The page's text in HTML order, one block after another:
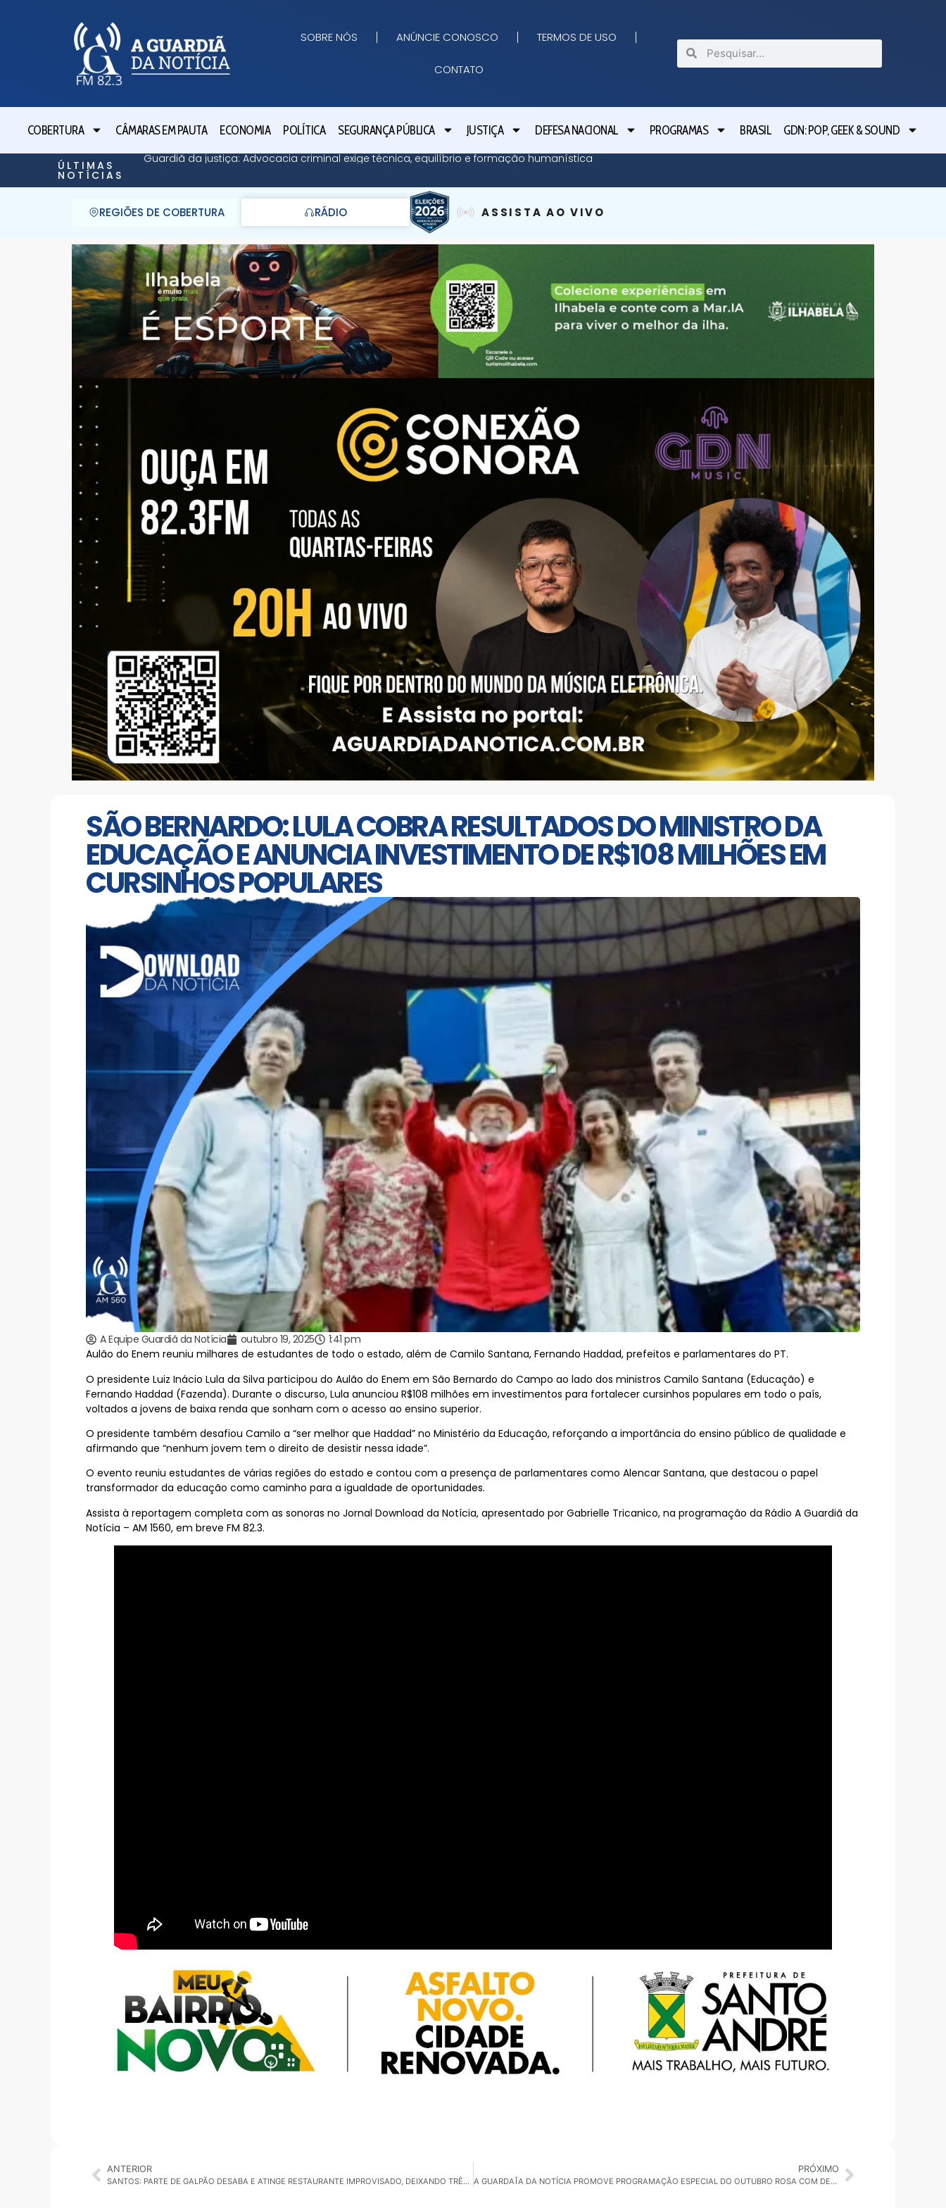
SOBRE NÓS ANÚNCIE CONOSCO TERMOS DE USO
CONTATO
COBERTURA CÂMARAS EM PAUTA ECONOMIA POLÍTICA SEGURANÇA PÚBLICA JUSTIÇA DEFESA NACIONAL PROGRAMAS BRASIL GDN: POP, GEEK & SOUND
ÚLTIMAS
NOTÍCIAS
Guardiã da justiça: Advocacia criminal exige técnica, equilíbrio e formação humanística
REGIÕES DE COBERTURA RÁDIO ASSISTA AO VIVO
SÃO BERNARDO: LULA COBRA RESULTADOS DO MINISTRO DA
EDUCAÇÃO E ANUNCIA INVESTIMENTO DE R$108 MILHÕES EM
CURSINHOS POPULARES
A Equipe Guardiã da Notícia outubro 19, 2025
1:41 pm
Aulão do Enem reuniu milhares de estudantes de todo o estado, além de Camilo Santana, Fernando Haddad, prefeitos e parlamentares do PT.
O presidente Luiz Inácio Lula da Silva participou do Aulão do Enem em São Bernardo do Campo ao lado dos ministros Camilo Santana (Educação) e
Fernando Haddad (Fazenda). Durante o discurso, Lula anunciou R$108 milhões em investimentos para fortalecer cursinhos populares em todo o país,
voltados a jovens de baixa renda que sonham com o acesso ao ensino superior.
O presidente também desafiou Camilo a “ser melhor que Haddad” no Ministério da Educação, reforçando a importância do ensino público de qualidade e
afirmando que “nenhum jovem tem o direito de desistir nessa idade”.
O evento reuniu estudantes de várias regiões do estado e contou com a presença de parlamentares como Alencar Santana, que destacou o papel
transformador da educação como caminho para a igualdade de oportunidades.
Assista à reportagem completa com as sonoras no Jornal Download da Notícia, apresentado por Gabrielle Tricanico, na programação da Rádio A Guardiã da
Notícia – AM 1560, em breve FM 82.3.
ANTERIOR
SANTOS: PARTE DE GALPÃO DESABA E ATINGE RESTAURANTE IMPROVISADO, DEIXANDO TRÊS FERIDOS
PRÓXIMO
A GUARDAĨA DA NOTÍCIA PROMOVE PROGRAMAÇÃO ESPECIAL DO OUTUBRO ROSA COM DEBATES DURANTE TODO O DIA